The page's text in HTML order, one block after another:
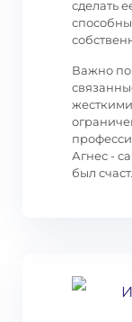
сделать
Важно
Агнес -
был